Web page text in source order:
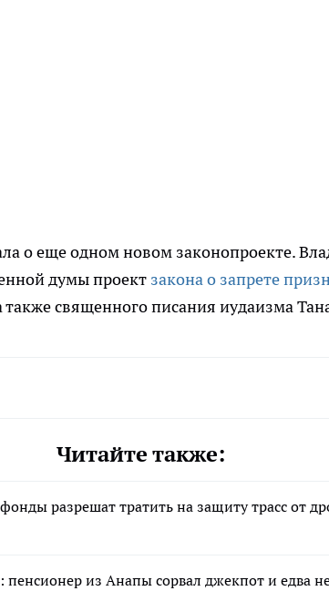
о еще одном новом законопроекте.
думы проект закона о запрете
священного писания иудаизма
Читайте также:
разрешат тратить на защиту трасс от
из Анапы сорвал джекпот и едва